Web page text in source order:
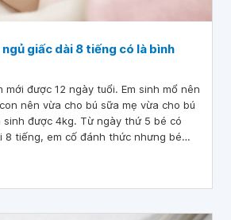
giấc dài 8 tiếng có là bình
mới được 12 ngày tuổi. Em sinh mổ nên
nên vừa cho bú sữa mẹ vừa cho bú
sinh được 4kg. Từ ngày thứ 5 bé có
8 tiếng, em cố đánh thức nhưng bé